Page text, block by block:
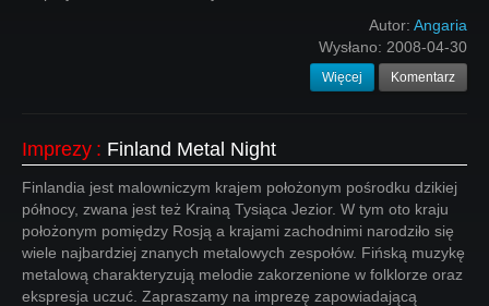
Autor: Angaria
Wysłano: 2008-04-30
Więcej Komentarz
Imprezy : Finland Metal Night
Finlandia jest malowniczym krajem położonym pośrodku dzikiej
północy, zwana jest też Krainą Tysiąca Jezior. W tym oto kraju
położonym pomiędzy Rosją a krajami zachodnimi narodziło się
wiele najbardziej znanych metalowych zespołów. Fińską muzykę
metalową charakteryzują melodie zakorzenione w folklorze oraz
ekspresja uczuć. Zapraszamy na imprezę zapowiadającą